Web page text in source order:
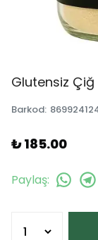
Glutensiz
Barkod:
₺ 185.00
Paylaş: